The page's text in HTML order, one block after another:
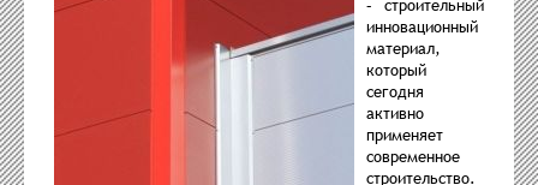
– строительный
инновационный
материал,
который
сегодня
активно
применяет
современное
строительство.